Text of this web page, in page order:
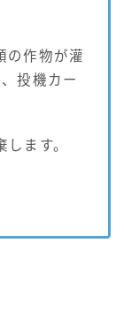
の作物が灌
投機カー
ます。